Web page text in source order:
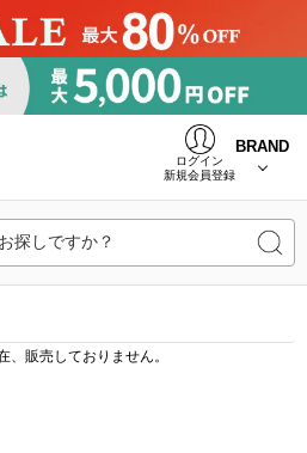
ログイン
新規会員登録
BRAND
探しですか？
、販売しておりません。